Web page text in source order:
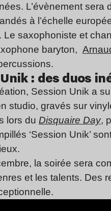
L’évènement sera
à l’échelle
Le saxophoniste et
baryton,
: des duos
Session Unik a
studio, gravés sur
lors du Disquaire Day,
‘Session Unik’
la soirée sera
et les talents. Des